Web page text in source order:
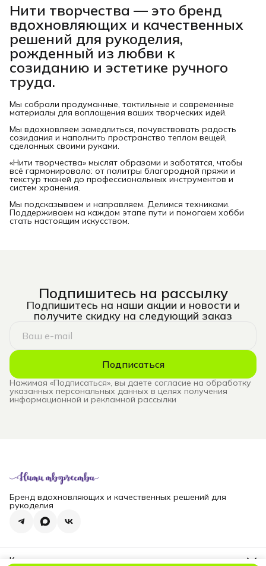
Нити творчества — это бренд
вдохновляющих и качественных
решений для рукоделия,
рожденный из любви к
созиданию и эстетике ручного
труда.
Мы собрали продуманные, тактильные и современные
материалы для воплощения ваших творческих идей.
Мы вдохновляем замедлиться, почувствовать радость
созидания и наполнить пространство теплом вещей,
сделанных своими руками.
«Нити творчества» мыслят образами и заботятся, чтобы
всё гармонировало: от палитры благородной пряжи и
текстур тканей до профессиональных инструментов и
систем хранения.
Мы подсказываем и направляем. Делимся техниками.
Поддерживаем на каждом этапе пути и помогаем хобби
стать настоящим искусством.
Подпишитесь на рассылку
Подпишитесь на наши акции и новости и
получите скидку на следующий заказ
Подписаться
Нажимая «Подписаться», вы даете согласие на обработку
указанных персональных данных в целях получения
информационной и рекламной рассылки
Бренд вдохновляющих и качественных решений для
рукоделия
Контакты